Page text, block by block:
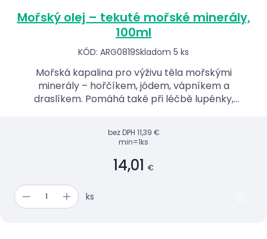
Mořský olej – tekuté mořské minerály,
100ml
KÓD: ARG0819Skladom 5 ks
Mořská kapalina pro výživu těla mořskými
minerály – hořčíkem, jódem, vápníkem a
draslíkem. Pomáhá také při léčbě lupénky,
bez DPH 11,39 €
min=1ks
14,01 €
ks